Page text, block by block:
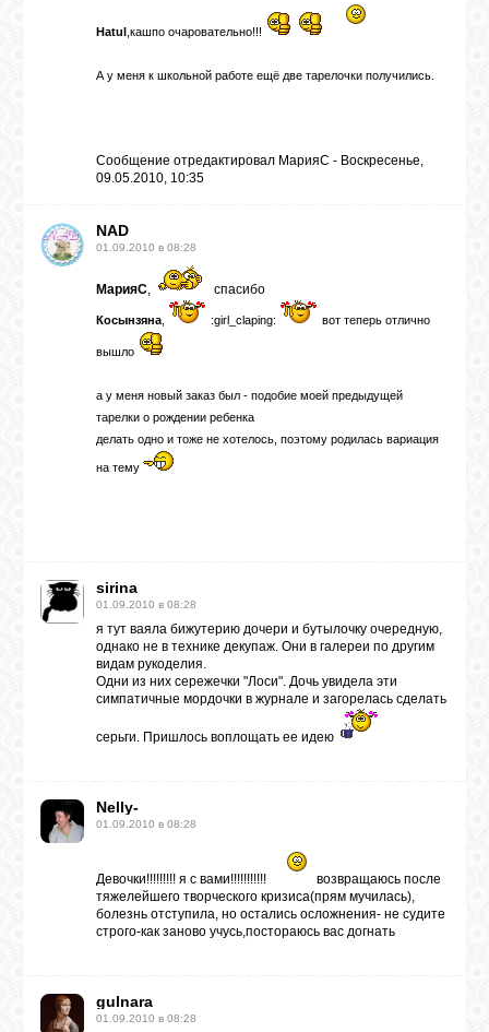
Hatul ,кашпо очаровательно!!!
А у меня к школьной работе ещё две тарелочки получились.
Сообщение отредактировал МарияС - Воскресенье,
09.05.2010, 10:35
NAD
01.09.2010 в 08:28
МарияС, спасибо
Косынзяна :girl_claping: вот теперь отлично
вышло
а у меня новый заказ был - подобие моей предыдущей
тарелки о рождении ребенка
делать одно и тоже не хотелось, поэтому родилась вариация
на тему
sirina
01.09.2010 в 08:28
я тут ваяла бижутерию дочери и бутылочку очередную,
однако не в технике декупаж. Они в галереи по другим
видам рукоделия.
Одни из них сережечки "Лоси". Дочь увидела эти
симпатичные мордочки в журнале и загорелась сделать
серьги. Пришлось воплощать ее идею
Nelly-
01.09.2010 в 08:28
Девочки!!!!!!!!! я с вами!!!!!!!!!!!
возвращаюсь после
тяжелейшего творческого кризиса(прям мучилась),
болезнь отступила, но остались осложнения- не судите
строго-как заново учусь,постораюсь вас догнать
gulnara
01.09.2010 в 08:28